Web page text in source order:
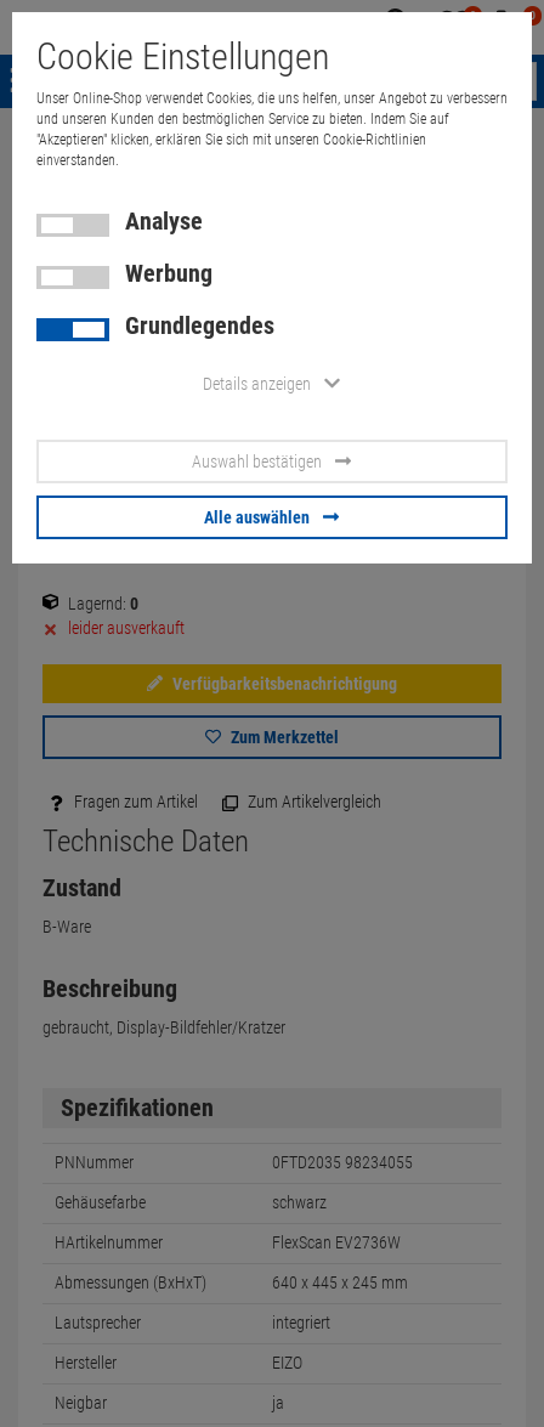
0 0
Menü
Weiter einkaufen
27" EIZO FlexScan EV2736W
2560x1440 DVI+ Displayport
(kleiner Fleck im Bild)
60,00 €
Lagernd: 0
leider ausverkauft
Verfügbarkeitsbenachrichtigung
Zum Merkzettel
Fragen zum Artikel Zum Artikelvergleich
Technische Daten
Zustand
B-Ware
Beschreibung
gebraucht, Display-Bildfehler/Kratzer
Spezifikationen
PNNummer 0FTD2035 98234055
Gehäusefarbe schwarz
HArtikelnummer FlexScan EV2736W
Abmessungen (BxHxT) 640 x 445 x 245 mm
Lautsprecher integriert
Hersteller EIZO
Neigbar ja
Cookie Einstellungen
Unser Online-Shop verwendet Cookies, die uns helfen, unser Angebot zu verbessern
und unseren Kunden den bestmöglichen Service zu bieten. Indem Sie auf
"Akzeptieren" klicken, erklären Sie sich mit unseren Cookie-Richtlinien
einverstanden.
Analyse
Werbung
Grundlegendes
Details anzeigen
Auswahl bestätigen
Alle auswählen